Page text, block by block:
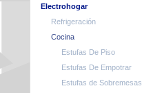
Electrohogar
Refrigeración
Cocina
Estufas De Piso
Estufas De Empotrar
Estufas de Sobremesas